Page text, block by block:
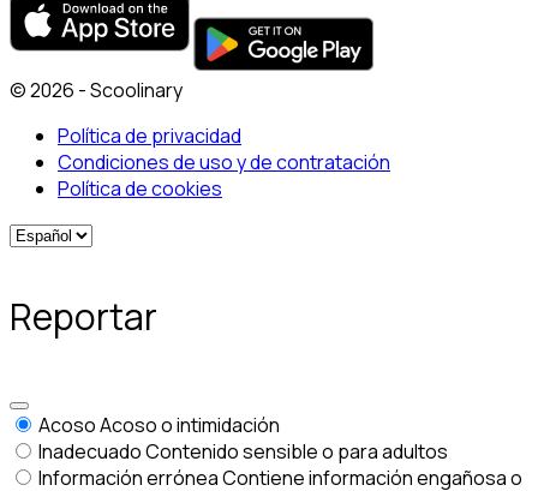
© 2026 - Scoolinary
Política de privacidad
Condiciones de uso y de contratación
Política de cookies
Reportar
AcosoAcoso o intimidación
InadecuadoContenido sensible o para adultos
Información erróneaContiene información engañosa o